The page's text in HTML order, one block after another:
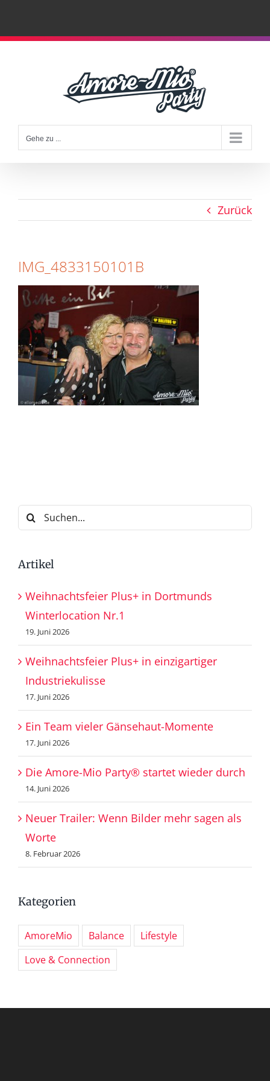
Zum
Gehe zu ...
Zurück
IMG_4833150101B
Suche
nach:
Artikel
Weihnachtsfeier Plus+ in Dortmunds
Winterlocation Nr.1
19. Juni 2026
Weihnachtsfeier Plus+ in einzigartiger
Industriekulisse
17. Juni 2026
Ein Team vieler Gänsehaut-Momente
17. Juni 2026
Die Amore-Mio Party® startet wieder durch
14. Juni 2026
Neuer Trailer: Wenn Bilder mehr sagen als
Worte
8. Februar 2026
Kategorien
AmoreMio Balance
Lifestyle
Love & Connection